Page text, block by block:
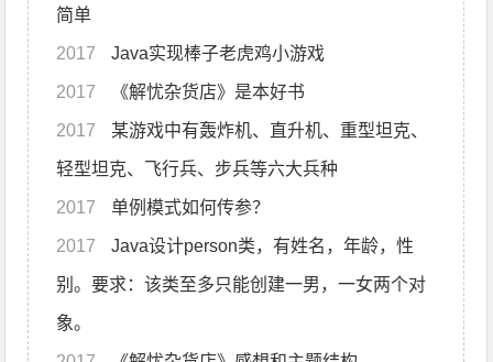
简单
2017 Java实现棒子老虎鸡小游戏
2017 《解忧杂货店》是本好书
2017
轻型坦克、飞行兵、步兵等六大兵种
2017 单例模式如何传参？
2017 Java设计person类，有姓名，年龄，性
别。要求：该类至多只能创建一男，一女两个对
象。